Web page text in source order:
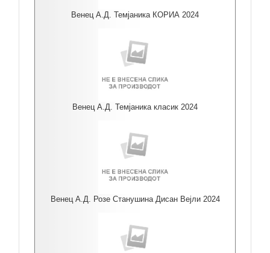
Венец А.Д. Темјаника КОРИА 2024
Венец А.Д. Темјаника класик 2024
Венец А.Д. Розе Станушина Дисан Вејли 2024